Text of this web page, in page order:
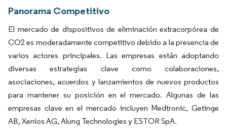
Panorama Competitivo
El mercado de dispositivos de eliminación extracorpórea de
CO2 es moderadamente competitivo debido a la presencia de
varios actores principales. Las empresas están adoptando
diversas estrategias clave como colaboraciones,
asociaciones, acuerdos y lanzamientos de nuevos productos
para mantener su posición en el mercado. Algunas de las
empresas clave en el mercado incluyen Medtronic, Getinge
AB, Xenios AG, Alung Technologies y ESTOR SpA.